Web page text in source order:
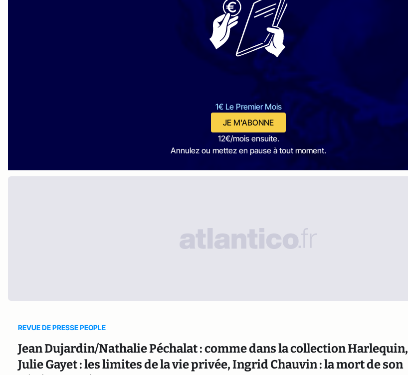
1€ Le Premier Mois
JE M'ABONNE
12€/mois ensuite.
Annulez ou mettez en pause à tout moment.
REVUE DE PRESSE PEOPLE
Jean Dujardin/Nathalie Péchalat : comme dans la collection Harlequin,
Julie Gayet : les limites de la vie privée, Ingrid Chauvin : la mort de son